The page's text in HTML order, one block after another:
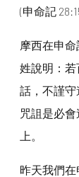
(申命記
摩西在申
姓說明：
話，不謹守
咒詛是必
上。
昨天我們在